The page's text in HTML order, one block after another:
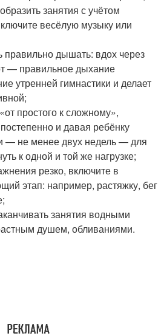
занятия с учётом
весёлую музыку или
правильно дышать: вдох через
— правильное дыхание
утренней гимнастики и делает
простого к сложному»,
и давая ребёнку
— не менее двух недель — для
к одной и той же нагрузке;
резко, включите в
этап: например, растяжку, бег
занятия водными
душем, обливаниями.